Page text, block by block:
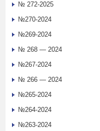
№ 272-2025
№270-2024
№269-2024
№ 268 — 2024
№267-2024
№ 266 — 2024
№265-2024
№264-2024
№263-2024